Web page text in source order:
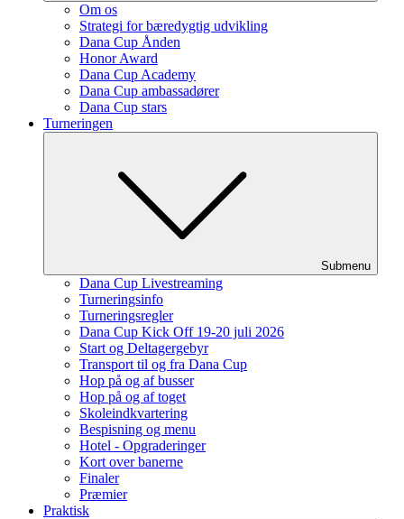
Om os
Strategi for bæredygtig udvikling
Dana Cup Ånden
Honor Award
Dana Cup Academy
Dana Cup ambassadører
Dana Cup stars
Turneringen
Submenu
Dana Cup Livestreaming
Turneringsinfo
Turneringsregler
Dana Cup Kick Off 19-20 juli 2026
Start og Deltagergebyr
Transport til og fra Dana Cup
Hop på og af busser
Hop på og af toget
Skoleindkvartering
Bespisning og menu
Hotel - Opgraderinger
Kort over banerne
Finaler
Præmier
Praktisk